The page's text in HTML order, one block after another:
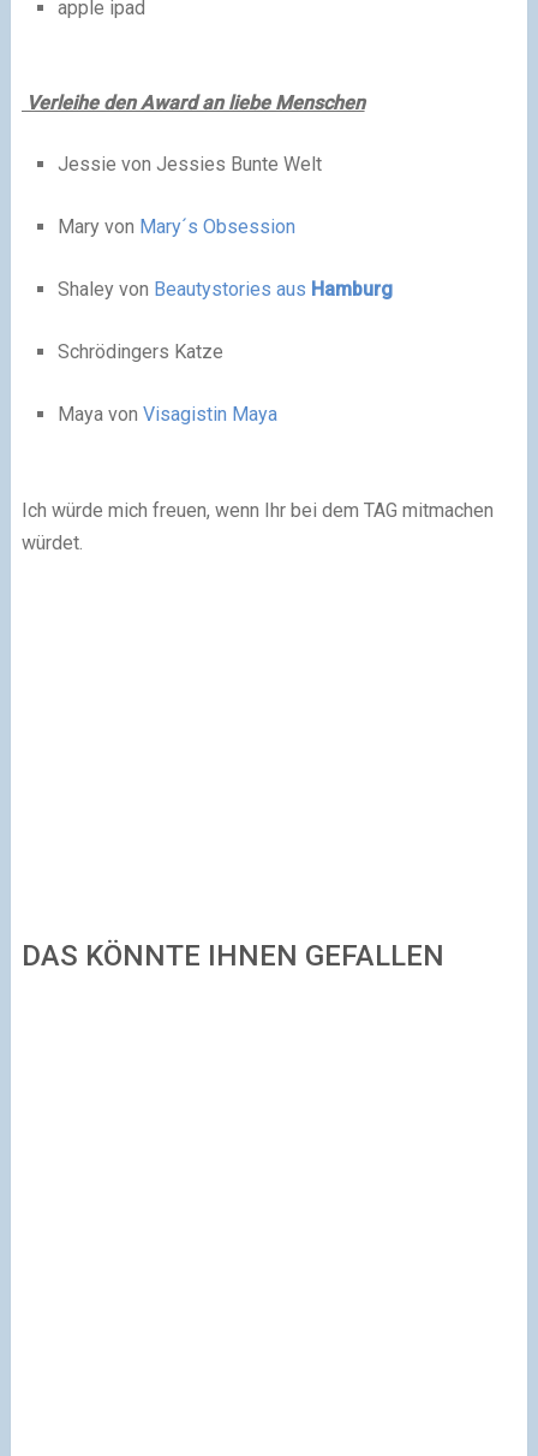
apple ipad
Verleihe den Award an liebe Menschen
Jessie von Jessies Bunte Welt
Mary von Mary´s Obsession
Shaley von Beautystories aus Hamburg
Schrödingers Katze
Maya von Visagistin Maya
Ich würde mich freuen, wenn Ihr bei dem TAG mitmachen
würdet.
DAS KÖNNTE IHNEN GEFALLEN